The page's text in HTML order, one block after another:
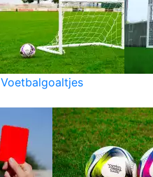
Voetbalgoaltjes